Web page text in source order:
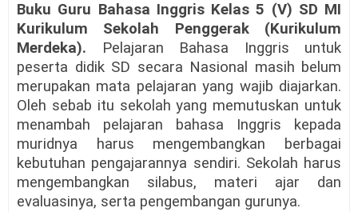
Buku Guru Bahasa Inggris Kelas 5 (V) SD MI
Kurikulum Sekolah Penggerak (Kurikulum
Merdeka).
Pelajaran Bahasa Inggris untuk
peserta didik SD secara Nasional masih belum
merupakan mata pelajaran yang wajib diajarkan.
Oleh sebab itu sekolah yang memutuskan untuk
menambah pelajaran bahasa Inggris kepada
muridnya harus mengembangkan berbagai
kebutuhan pengajarannya sendiri. Sekolah harus
mengembangkan silabus, materi ajar dan
evaluasinya, serta pengembangan gurunya.